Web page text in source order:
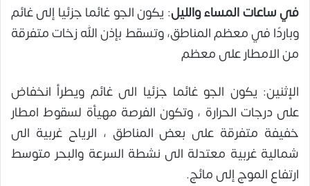
في ساعات المساء والليل: يكون الجو غائما جزئيا إلى غائم
وباردًا في معظم المناطق، وتسقط بإذن الله زخات متفرقة
من الامطار على معظم
الإثنين: يكون الجو غائما جزئيا الى غائم ويطرأ انخفاض
على درجات الحرارة ، وتكون الفرصة مهيأة لسقوط امطار
خفيفة متفرقة على بعض المناطق ، الرياح غربية الى
شمالية غربية معتدلة الى نشطة السرعة والبحر متوسط
ارتفاع الموج إلى مائج.